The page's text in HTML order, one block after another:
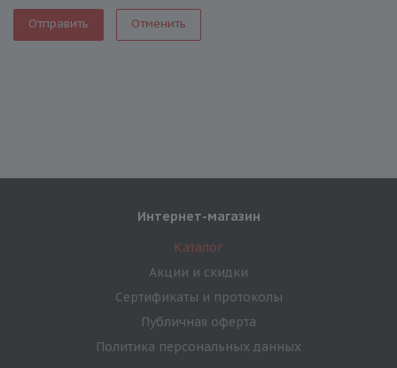
Отменить
Интернет-магазин
Каталог
Акции и скидки
Сертификаты и протоколы
Публичная оферта
Политика персональных данных